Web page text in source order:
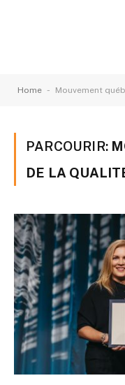
Home - Mouvement
PARCOURIR:
DE LA